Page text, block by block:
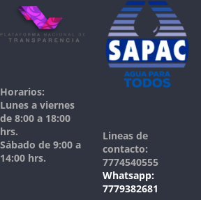
Horarios:
Lunes a viernes
de 8:00 a 18:00
hrs.
Sábado de 9:00 a
14:00 hrs.
Lineas de
contacto:
7774540555
Whatsapp:
7779382681